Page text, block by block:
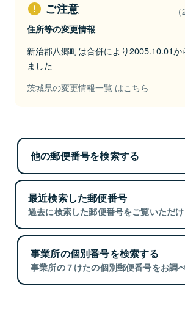
ご注意
住所等の変更情報
新治郡八郷町は合併により2005.10.01か
ました
茨城県の変更情報一覧 はこちら
他の郵便番号を検索する
最近検索した郵便番号
過去に検索した郵便番号をご覧いただけ
事業所の個別番号を検索する
事業所の７けたの個別郵便番号をお調べ